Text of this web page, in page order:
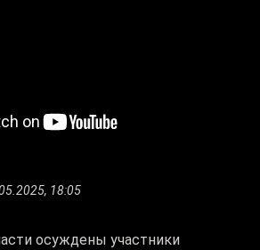
18:05
осуждены участники